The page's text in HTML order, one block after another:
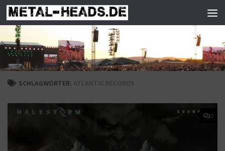
Zum Inhalt springen
SCHLAGWÖRTER: ATLANTIC RECORDS
0